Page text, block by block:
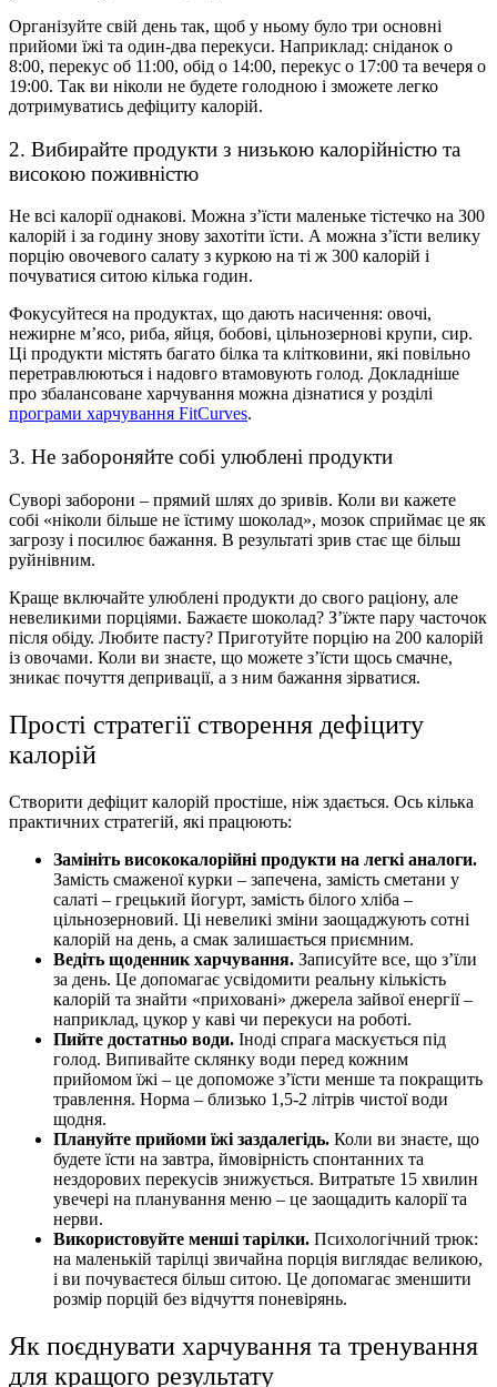
Організуйте свій день так, щоб у ньому було три основні
прийоми їжі та один-два перекуси. Наприклад: сніданок о
8:00, перекус об 11:00, обід о 14:00, перекус о 17:00 та вечеря о
19:00. Так ви ніколи не будете голодною і зможете легко
дотримуватись дефіциту калорій.
2. Вибирайте продукти з низькою калорійністю та
високою поживністю
Не всі калорії однакові. Можна з’їсти маленьке тістечко на 300
калорій і за годину знову захотіти їсти. А можна з’їсти велику
порцію овочевого салату з куркою на ті ж 300 калорій і
почуватися ситою кілька годин.
Фокусуйтеся на продуктах, що дають насичення: овочі,
нежирне м’ясо, риба, яйця, бобові, цільнозернові крупи, сир.
Ці продукти містять багато білка та клітковини, які повільно
перетравлюються і надовго втамовують голод. Докладніше
про збалансоване харчування можна дізнатися у розділі
програми харчування FitCurves.
3. Не забороняйте собі улюблені продукти
Суворі заборони – прямий шлях до зривів. Коли ви кажете
собі «ніколи більше не їстиму шоколад», мозок сприймає це як
загрозу і посилює бажання. В результаті зрив стає ще більш
руйнівним.
Краще включайте улюблені продукти до свого раціону, але
невеликими порціями. Бажаєте шоколад? З’їжте пару часточок
після обіду. Любите пасту? Приготуйте порцію на 200 калорій
із овочами. Коли ви знаєте, що можете з’їсти щось смачне,
зникає почуття депривації, а з ним бажання зірватися.
Прості стратегії створення дефіциту
калорій
Створити дефіцит калорій простіше, ніж здається. Ось кілька
практичних стратегій, які працюють:
Замініть висококалорійні продукти на легкі аналоги.
Замість смаженої курки – запечена, замість сметани у
салаті – грецький йогурт, замість білого хліба –
цільнозерновий. Ці невеликі зміни заощаджують сотні
калорій на день, а смак залишається приємним.
Ведіть щоденник харчування. Записуйте все, що з’їли
за день. Це допомагає усвідомити реальну кількість
калорій та знайти «приховані» джерела зайвої енергії –
наприклад, цукор у каві чи перекуси на роботі.
Пийте достатньо води. Іноді спрага маскується під
голод. Випивайте склянку води перед кожним
прийомом їжі – це допоможе з’їсти менше та покращить
травлення. Норма – близько 1,5-2 літрів чистої води
щодня.
Плануйте прийоми їжі заздалегідь. Коли ви знаєте, що
будете їсти на завтра, ймовірність спонтанних та
нездорових перекусів знижується. Витратьте 15 хвилин
увечері на планування меню – це заощадить калорії та
нерви.
Використовуйте менші тарілки. Психологічний трюк:
на маленькій тарілці звичайна порція виглядає великою,
і ви почуваєтеся більш ситою. Це допомагає зменшити
розмір порцій без відчуття поневірянь.
Як поєднувати харчування та тренування
для кращого результату